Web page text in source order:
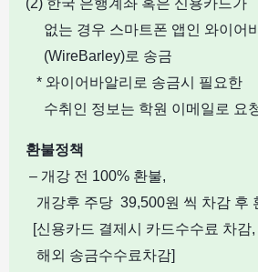
없는 경우 스마트폰 앱인 와이어
(WireBarley)로 송금
* 와이어바알리로 송금시 필요한
수취인 정보는 학원 이메일로 요
환불정책
– 개강 전 100% 환불,
개강후 주당 39,500원 씩 차감 후
[신용카드 결제시 카드수수료 차감,
해외 송금수수료차감]